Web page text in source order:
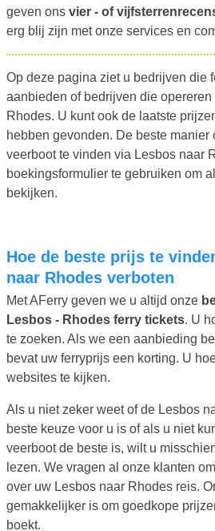
geven ons vier - of
erg blij zijn met onze services en
Op deze pagina ziet u bedrijven die
aanbieden of bedrijven die
Rhodes. U kunt ook de laatste
hebben gevonden. De beste manier
veerboot te vinden via Lesbos naar
boekingsformulier te gebruiken om
bekijken.
Hoe de beste prijs te vinden voor Lesbos
naar Rhodes verboten
Met AFerry geven we u altijd onze
Lesbos - Rhodes ferry tickets. U
te zoeken. Als we een aanbieding
bevat uw ferryprijs een korting. U
websites te kijken.
Als u niet zeker weet of de Lesbos
beste keuze voor u is of als u niet
veerboot de beste is, wilt u
lezen. We vragen al onze klanten
over uw Lesbos naar Rhodes reis.
gemakkelijker is om goedkope
boekt.